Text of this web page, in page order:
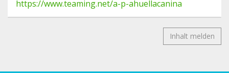
https://www.teaming.net/a-p-ahuellacanina
Inhalt melden